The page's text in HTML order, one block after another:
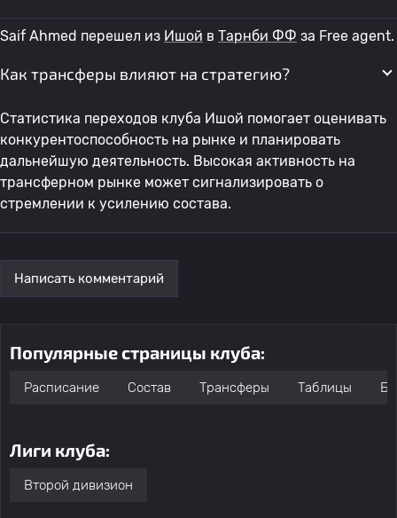
Saif Ahmed перешел из Ишой в Тарнби ФФ за Free agent.
Как трансферы влияют на стратегию?
Статистика переходов клуба Ишой помогает оценивать
конкурентоспособность на рынке и планировать
дальнейшую деятельность. Высокая активность на
трансферном рынке может сигнализировать о
стремлении к усилению состава.
Написать комментарий
Популярные страницы клуба:
Расписание Состав Трансферы Таблицы
Лиги клуба:
Второй дивизион